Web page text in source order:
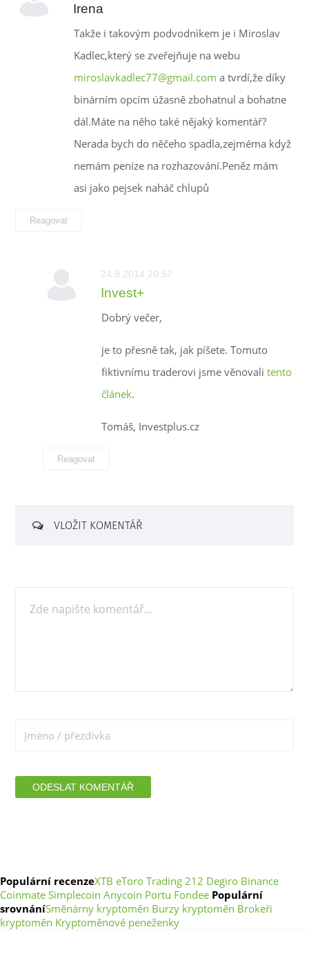
Irena
Takže i takovým podvodnìkem je i Miroslav
Kadlec,který se zveřejňuje na webu
miroslavkadlec77@gmail.com a tvrdí,že díky
binárním opcím úžasně zbohatnul a bohatne
dál.Máte na něho také nějaký komentář?
Nerada bych do něčeho spadla,zejméma když
nemám peníze na rozhazování.Peněz mám
asi jako pejsek naháč chlupů
Reagovat
24.9.2014 20:57
Invest+
Dobrý večer,
je to přesně tak, jak píšete. Tomuto
fiktivnímu traderovi jsme věnovalitento
článek.
Tomáš, Investplus.cz
Reagovat
VLOŽIT KOMENTÁŘ
Populární recenzeXTB eToro Trading 212 Degiro Binance
Coinmate Simplecoin Anycoin Portu Fondee Populární
srovnáníSměnárny kryptoměn Burzy kryptoměn Brokeři
kryptoměn Kryptoměnové peneženky